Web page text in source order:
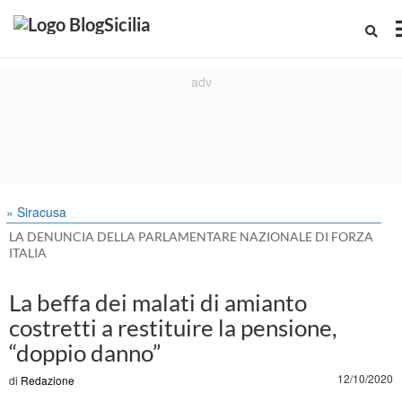
» Siracusa
LA DENUNCIA DELLA PARLAMENTARE NAZIONALE DI FORZA
ITALIA
La beffa dei malati di amianto
costretti a restituire la pensione,
“doppio danno”
di Redazione 12/10/2020